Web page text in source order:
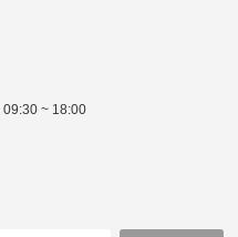
09:30 ~ 18:00